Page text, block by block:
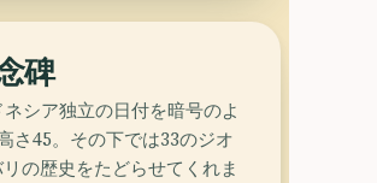
碑
シア独立の日付を暗号のよ
さ45。その下では33のジオ
の歴史をたどらせてくれま